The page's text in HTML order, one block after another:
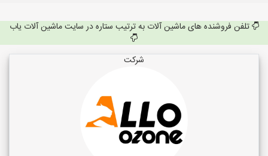
تلفن فروشنده های ماشین آلات به ترتیب ستاره در سایت ماشین آلات یاب
شرکت